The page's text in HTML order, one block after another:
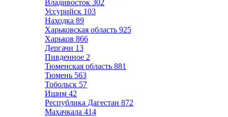
Владивосток 302
Уссурийск 103
Находка 89
Харьковская область 925
Харьков 866
Дергачи 13
Пивденное 2
Тюменская область 881
Тюмень 563
Тобольск 57
Ишим 42
Республика Дагестан 872
Махачкала 414